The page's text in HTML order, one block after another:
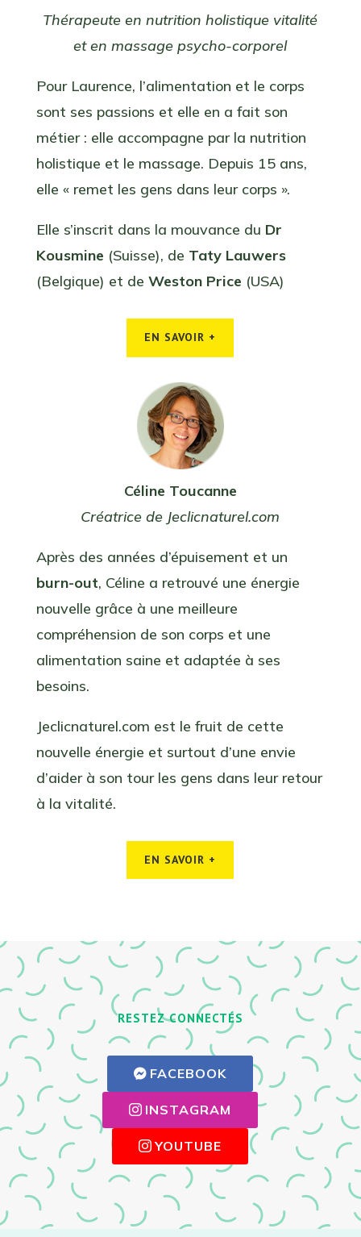
Thérapeute en nutrition holistique vitalité
et en massage psycho-corporel
Pour Laurence, l’alimentation et le corps
sont ses passions et elle en a fait son
métier : elle accompagne par la nutrition
holistique et le massage. Depuis 15 ans,
elle « remet les gens dans leur corps ».
Elle s’inscrit dans la mouvance du Dr
Kousmine (Suisse), de Taty Lauwers
(Belgique) et de Weston Price (USA)
EN SAVOIR +
Céline Toucanne
Créatrice de Jeclicnaturel.com
Après des années d’épuisement et un
burn-out, Céline a retrouvé une énergie
nouvelle grâce à une meilleure
compréhension de son corps et une
alimentation saine et adaptée à ses
besoins.
Jeclicnaturel.com est le fruit de cette
nouvelle énergie et surtout d’une envie
d’aider à son tour les gens dans leur retour
à la vitalité.
EN SAVOIR +
RESTEZ CONNECTÉS
FACEBOOK
INSTAGRAM
YOUTUBE